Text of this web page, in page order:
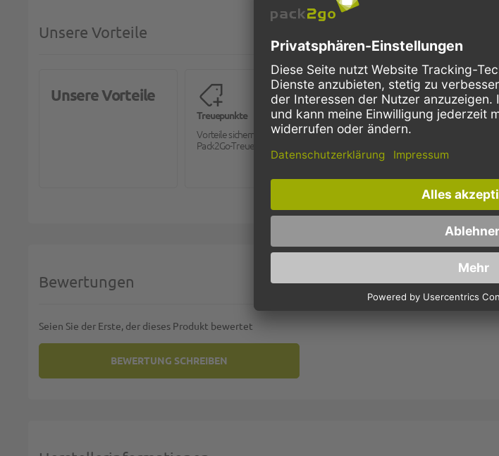
Unsere Vorteile
Unsere Vorteile
Treuepunkte
Vorteile sichern mit dem
Pack2Go-Treueprogramm.
Schnelle Lieferung
Bestellungen bis 10 Uhr,
selben Tag verschickt.
Bewertungen
Seien Sie der Erste, der dieses Produkt bewertet
BEWERTUNG SCHREIBEN